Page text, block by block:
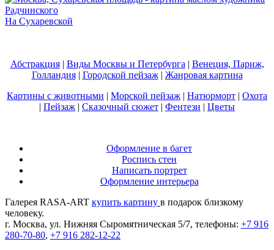
На Сухаревской
Абстракция| Виды Москвы и Петербурга | Венеция, Париж,
Голландия| Городской пейзаж| Жанровая картина
Картины с животными | Морской пейзаж | Натюрморт | Охота
| Пейзаж | Сказочный сюжет | Фентези | Цветы
Оформление в багет
Роспись стен
Написать портрет
Оформление интерьера
Галерея RASA-ART купить картину в подарок близкому
человеку.
г. Москва, ул. Нижняя Сыромятническая 5/7, телефоны: +7 916
280-70-80, +7 916 282-12-22